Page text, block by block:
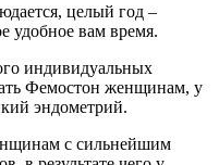
целый год –
удобное вам время.
индивидуальных
Фемостон женщинам, у
эндометрий.
с сильнейшим